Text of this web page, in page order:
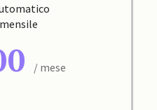
/ mese